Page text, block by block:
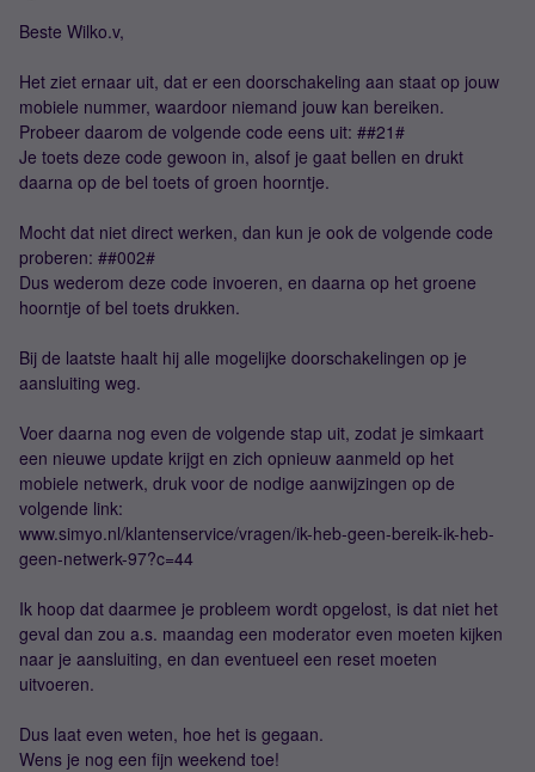
Beste Wilko.v,
Het ziet ernaar uit, dat er een doorschakeling aan staat op jouw
mobiele nummer, waardoor niemand jouw kan bereiken.
Probeer daarom de volgende code eens uit: ##21#
Je toets deze code gewoon in, alsof je gaat bellen en drukt
daarna op de bel toets of groen hoorntje.
Mocht dat niet direct werken, dan kun je ook de volgende code
proberen: ##002#
Dus wederom deze code invoeren, en daarna op het groene
hoorntje of bel toets drukken.
Bij de laatste haalt hij alle mogelijke doorschakelingen op je
aansluiting weg.
Voer daarna nog even de volgende stap uit, zodat je simkaart
een nieuwe update krijgt en zich opnieuw aanmeld op het
mobiele netwerk, druk voor de nodige aanwijzingen op de
volgende link:
www.simyo.nl/klantenservice/vragen/ik-heb-geen-bereik-ik-heb-
geen-netwerk-97?c=44
Ik hoop dat daarmee je probleem wordt opgelost, is dat niet het
geval dan zou a.s. maandag een moderator even moeten kijken
naar je aansluiting, en dan eventueel een reset moeten
uitvoeren.
Dus laat even weten, hoe het is gegaan.
Wens je nog een fijn weekend toe!